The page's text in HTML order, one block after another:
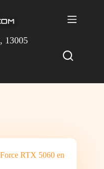
13005
RTX 5060 en